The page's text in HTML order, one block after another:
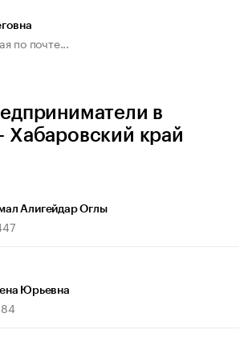
по почте...
в
Хабаровский край
Алигейдар Оглы
Юрьевна